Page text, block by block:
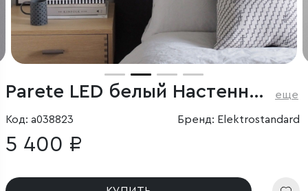
Parete LED белый Настенный светодиодный светильник еще
Код: a038823 Бренд: Elektrostandard
5 400 ₽